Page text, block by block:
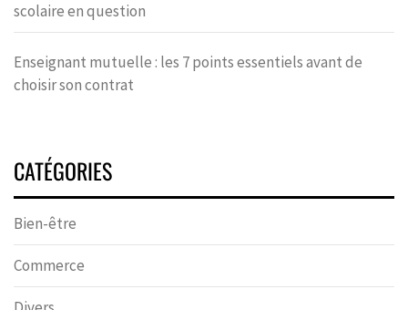
scolaire en question
Enseignant mutuelle : les 7 points essentiels avant de
choisir son contrat
CATÉGORIES
Bien-être
Commerce